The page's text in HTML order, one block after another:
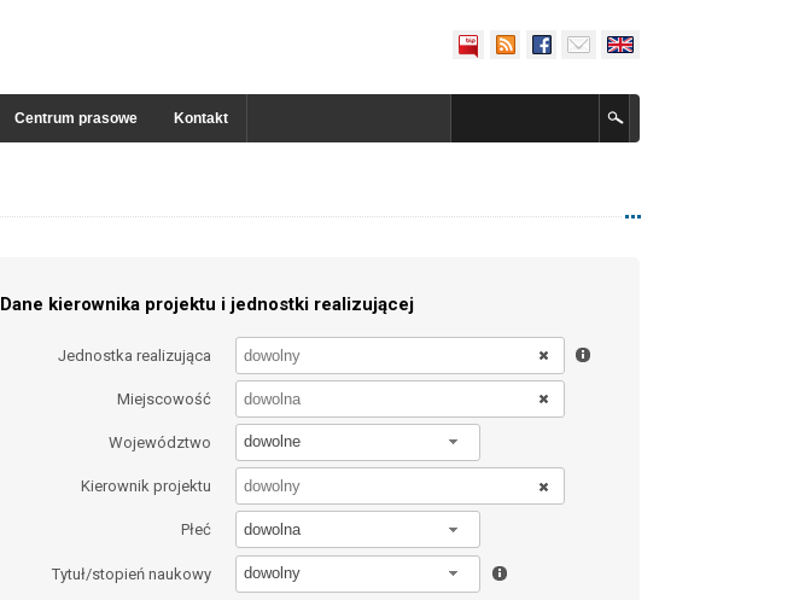
Centrum prasowe Kontakt
Dane kierownika projektu i jednostki realizującej
Jednostka realizująca
Miejscowość
Województwo dowolne
Kierownik projektu
Płeć dowolna
Tytuł/stopień naukowy dowolny